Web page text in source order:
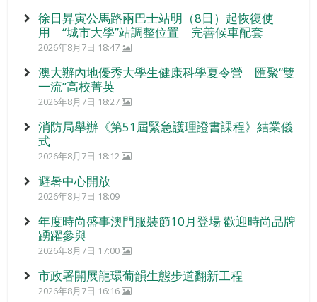
徐日昇寅公馬路兩巴士站明（8日）起恢復使
用 “城市大學”站調整位置 完善候車配套
2026年8月7日 18:47
澳大辦內地優秀大學生健康科學夏令營 匯聚“雙
一流”高校菁英
2026年8月7日 18:27
消防局舉辦《第51屆緊急護理證書課程》結業儀
式
2026年8月7日 18:12
避暑中心開放
2026年8月7日 18:09
年度時尚盛事澳門服裝節10月登場 歡迎時尚品牌
踴躍參與
2026年8月7日 17:00
市政署開展龍環葡韻生態步道翻新工程
2026年8月7日 16:16